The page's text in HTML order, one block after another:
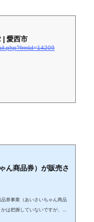
| 愛西市
ん商品券）が販売さ
券事業（あいさいちゃん商品
は把握していないですが、今